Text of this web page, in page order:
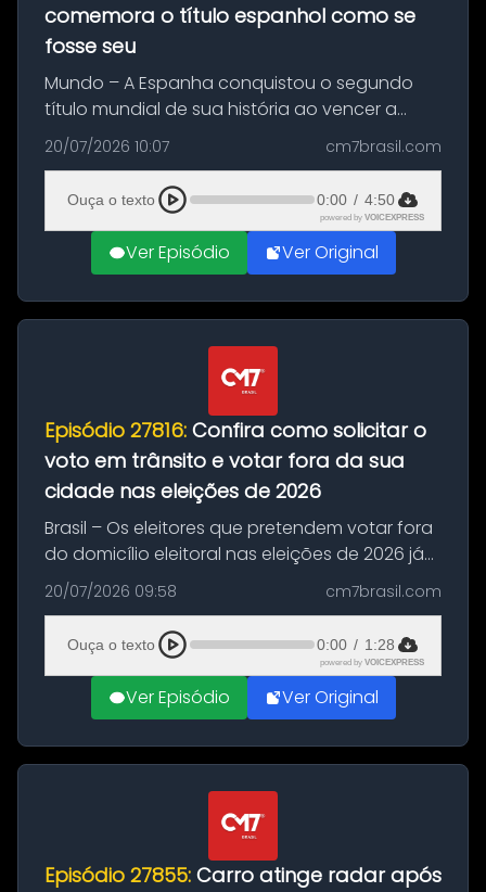
comemora o título espanhol como se
fosse seu
Mundo – A Espanha conquistou o segundo
título mundial de sua história ao vencer a
Argentina por 1 a 0, neste domingo (19), na
decisão da Copa do Mundo de 2026. Depois
de um duelo sem gols durante o te...
20/07/2026 10:07 cm7brasil.com
Ouça o texto 0:00 / 4:50
powered by VOICEXPRESS
Ver Episódio Ver Original
Episódio 27816: Confira como solicitar o
voto em trânsito e votar fora da sua
cidade nas eleições de 2026
Brasil – Os eleitores que pretendem votar fora
do domicílio eleitoral nas eleições de 2026 já
podem solicitar o voto em trânsito a partir
desta segunda-feira (20). O pedido pode ser
feito até 20 de ag...
20/07/2026 09:58 cm7brasil.com
Ouça o texto 0:00 / 1:28
powered by VOICEXPRESS
Ver Episódio Ver Original
Episódio 27855: Carro atinge radar após